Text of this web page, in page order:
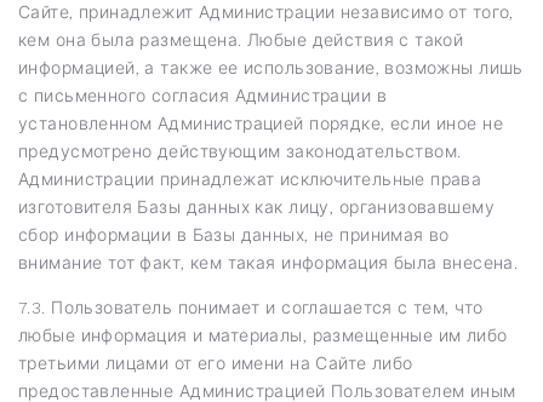
Сайте, принадлежит Администрации независимо от того,
кем она была размещена. Любые действия с такой
информацией, а также ее использование, возможны лишь
с письменного согласия Администрации в
установленном Администрацией порядке, если иное не
предусмотрено действующим законодательством.
Администрации принадлежат исключительные права
изготовителя Базы данных как лицу, организовавшему
сбор информации в Базы данных, не принимая во
внимание тот факт, кем такая информация была внесена.
7.3. Пользователь понимает и соглашается с тем, что
любые информация и материалы, размещенные им либо
третьими лицами от его имени на Сайте либо
предоставленные Администрацией Пользователем иным